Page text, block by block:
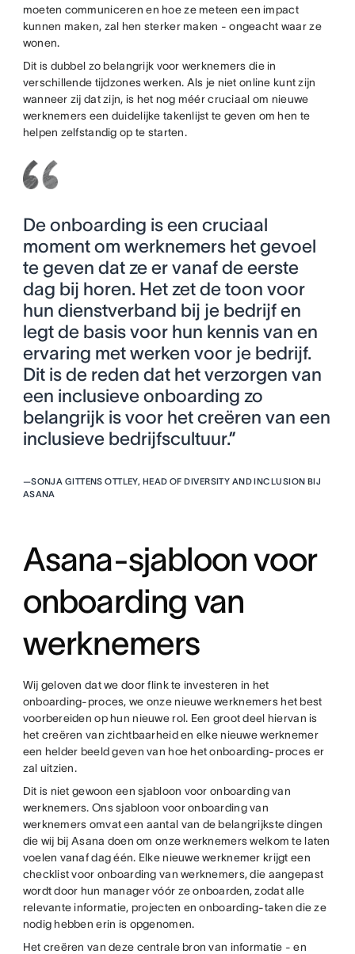
moeten communiceren en hoe ze meteen een impact
kunnen maken, zal hen sterker maken - ongeacht waar ze
wonen.
Dit is dubbel zo belangrijk voor werknemers die in
verschillende tijdzones werken. Als je niet online kunt zijn
wanneer zij dat zijn, is het nog méér cruciaal om nieuwe
werknemers een duidelijke takenlijst te geven om hen te
helpen zelfstandig op te starten.
De onboarding is een cruciaal
moment om werknemers het gevoel
te geven dat ze er vanaf de eerste
dag bij horen. Het zet de toon voor
hun dienstverband bij je bedrijf en
legt de basis voor hun kennis van en
ervaring met werken voor je bedrijf.
Dit is de reden dat het verzorgen van
een inclusieve onboarding zo
belangrijk is voor het creëren van een
inclusieve bedrijfscultuur.”
—SONJA GITTENS OTTLEY, HEAD OF DIVERSITY AND INCLUSION BIJ
ASANA
Asana-sjabloon voor
onboarding van
werknemers
Wij geloven dat we door flink te investeren in het
onboarding-proces, we onze nieuwe werknemers het best
voorbereiden op hun nieuwe rol. Een groot deel hiervan is
het creëren van zichtbaarheid en elke nieuwe werknemer
een helder beeld geven van hoe het onboarding-proces er
zal uitzien.
Dit is niet gewoon een sjabloon voor onboarding van
werknemers. Ons sjabloon voor onboarding van
werknemers omvat een aantal van de belangrijkste dingen
die wij bij Asana doen om onze werknemers welkom te laten
voelen vanaf dag één. Elke nieuwe werknemer krijgt een
checklist voor onboarding van werknemers, die aangepast
wordt door hun manager vóór ze onboarden, zodat alle
relevante informatie, projecten en onboarding-taken die ze
nodig hebben erin is opgenomen.
Het creëren van deze centrale bron van informatie - en